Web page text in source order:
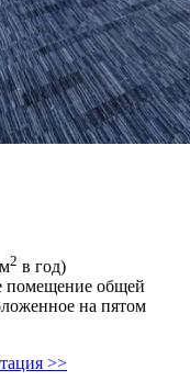
2 в год)
помещение общей
на пятом
>>